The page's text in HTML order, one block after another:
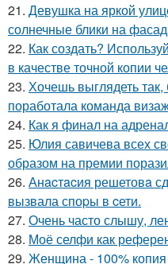
21. Девушка на яркой
солнечные блики на
22. Как создать?
в качестве точной копии
23. Хочешь выглядеть
поработала команда
24. Как я финал на
25. Юлия савичева всех
образом на премии
26. Анacтacия решетовa
вызвала споpы в cети.
27. Очень часто слышу,
28. Моё селфи как
29. Женщина - 100%